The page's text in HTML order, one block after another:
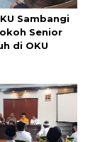
Sambangi
Senior
di OKU